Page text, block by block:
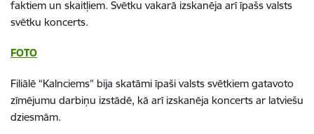
faktiem un skaitļiem. Svētku vakarā izskanēja arī īpašs valsts
svētku koncerts.
FOTO
Filiālē “Kalnciems” bija skatāmi īpaši valsts svētkiem gatavoto
zīmējumu darbiņu izstādē, kā arī izskanēja koncerts ar latviešu
dziesmām.